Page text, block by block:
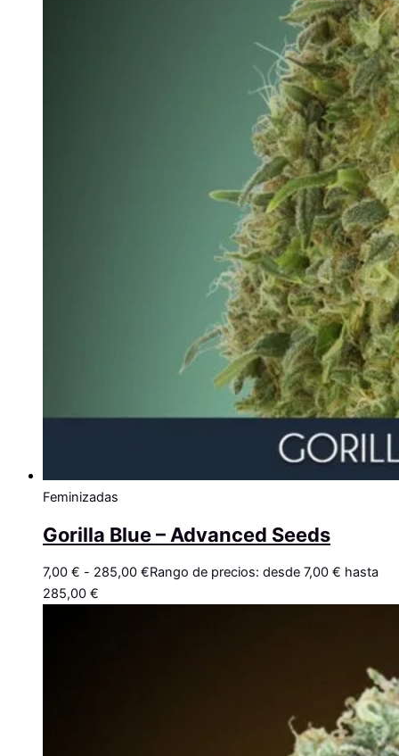
Feminizadas
Gorilla Blue – Advanced Seeds
7,00 € - 285,00 €Rango de precios: desde 7,00 € hasta
285,00 €